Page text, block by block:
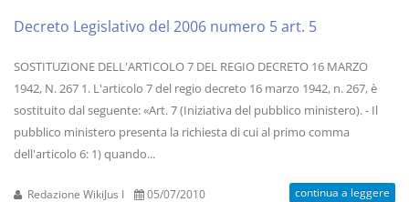
Decreto Legislativo del 2006 numero 5 art. 5
SOSTITUZIONE DELL'ARTICOLO 7 DEL REGIO DECRETO 16 MARZO
1942, N. 267 1. L'articolo 7 del regio decreto 16 marzo 1942, n. 267, è
sostituito dal seguente: «Art. 7 (Iniziativa del pubblico ministero). - Il
pubblico ministero presenta la richiesta di cui al primo comma
dell'articolo 6: 1) quando...
Redazione WikiJus I 05/07/2010 continua a leggere